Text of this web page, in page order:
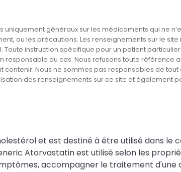
généraux sur les médicaments qui ne
ou les précautions. Les renseignements sur le
instruction spécifique pour un patient
responsable du cas. Nous refusons toute référence
Nous ne sommes pas responsables de
des renseignements sur ce site et également
et est destiné à être utilisé dans le
Atorvastatin est utilisé selon les
accompagner le traitement